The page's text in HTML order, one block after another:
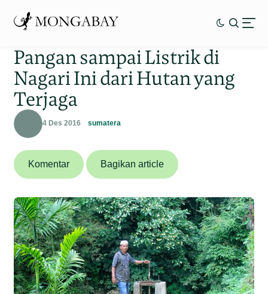
Pangan sampai Listrik di
Nagari Ini dari Hutan yang
Terjaga
4 Des 2016 sumatera
Komentar Bagikan article